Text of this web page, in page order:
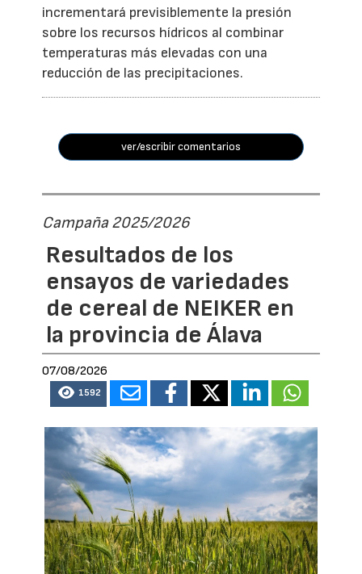
incrementará previsiblemente la presión
sobre los recursos hídricos al combinar
temperaturas más elevadas con una
reducción de las precipitaciones.
ver/escribir comentarios
Campaña 2025/2026
Resultados de los
ensayos de variedades
de cereal de NEIKER en
la provincia de Álava
07/08/2026
1592